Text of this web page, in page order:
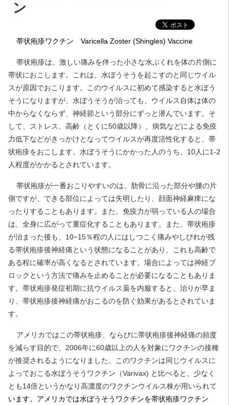
ン
帯状疱疹ワクチン Varicella Zoster (Shingles) Vaccine
帯状疱疹は、激しい痛みを伴った小さな水ぶくれを体の片側に
帯状におこします。これは、水ぼうそうを起こすのと同じウイル
スが原因でおこります。このウイルスに初めて感染すると水ぼう
そうになりますが、水ぼうそうが治っても、ウイルス自体は体の
中からなくならず、神経節という部分にずっと潜んでいます。そ
して、ストレス、高齢（とくに50歳以降）、病気などによる免疫
力低下などがきっかけとなってウイルスが再度活性化すると、帯
状疱疹をおこします。水ぼうそうにかかった人のうち、10人に1-2
人程度がかかるとされています。
帯状疱疹が一番おこりやすいのは、肋骨に沿った部分や腰の片
側ですが、できる部位によっては失明したり、顔面神経麻痺にな
ったりすることもあります。また、免疫力が弱っている人の場合
は、全身に広がって重症化することもあります。また、帯状疱疹
が治まった後も、10−15％程の人にはしつこく痛みやしびれが残
る帯状疱疹後神経痛という状態になることがあり、これも高齢で
ある程に確率が高くなるとされています。場合によっては神経ブ
ロックという方法で痛みを止めることが必要になることもありま
す。帯状疱疹発症初期に抗ウイルス薬を内服すると、治りが早ま
り、帯状疱疹後神経痛がおこるのを防ぐ効果があるとされていま
す。
アメリカではこの帯状疱疹、ならびに帯状疱疹後神経痛の頻度
を減らす目的で、2006年に60歳以上の人を対象にワクチンの接種
が推奨されるようになりました。このワクチンは同じウイルスに
よっておこる水ぼうそうワクチン（Varivax) と比べると、少なく
とも14倍というかなり高濃度のワクチンウイルス株が用いられて
います。アメリカでは水ぼうそうワクチンを帯状疱疹ワクチン